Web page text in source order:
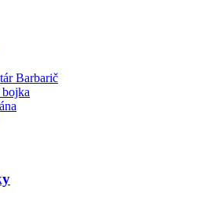
Barbarič
bojka